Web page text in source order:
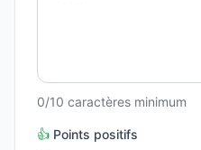
0/10 caractères minimum
👍 Points positifs